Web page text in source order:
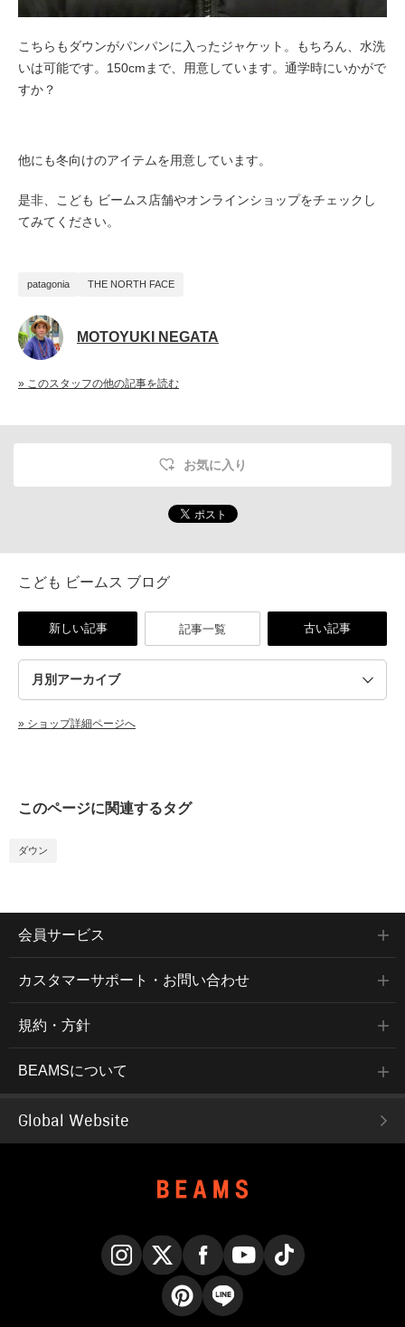
こちらもダウンがパンパンに入ったジャケット。もちろん、水洗
いは可能です。150cmまで、用意しています。通学時にいかがで
すか？
他にも冬向けのアイテムを用意しています。
是非、こども ビームス店舗やオンラインショップをチェックし
てみてください。
patagonia THE NORTH FACE
MOTOYUKI NEGATA
» このスタッフの他の記事を読む
お気に入り
こども ビームス ブログ
新しい記事 記事一覧 古い記事
» ショップ詳細ページへ
このページに関連するタグ
ダウン
会員サービス
カスタマーサポート・お問い合わせ
規約・方針
BEAMSについて
Global Website